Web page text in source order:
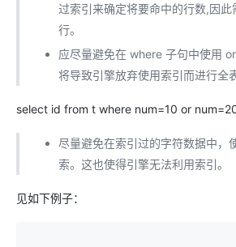
过索引来确定将要命中的行数,因此
行。
应尽量避免在 where 子句中使用
将导致引擎放弃使用索引而进行全
select id from t where num=10 or
尽量避免在索引过的字符数据中，
索。这也使得引擎无法利用索引。
见如下例子：